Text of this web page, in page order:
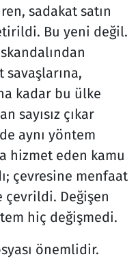
sadakat satın
Bu yeni değil.
savaşlarına,
kadar bu ülke
sayısız çıkar
aynı yöntem
hizmet eden kamu
çevresine menfaat
çevrildi. Değişen
hiç değişmedi.
önemlidir.